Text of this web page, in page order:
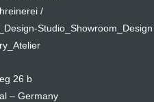
/
Studio_Showroom_Design
26 b
– Germany